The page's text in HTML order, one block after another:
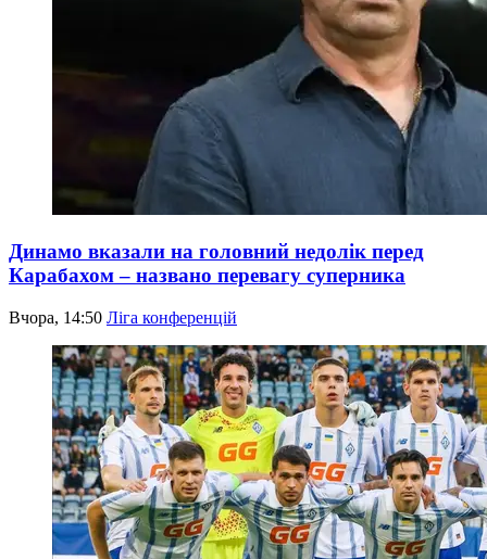
Динамо вказали на головний недолік перед
Карабахом – названо перевагу суперника
Вчора, 14:50 Ліга конференцій